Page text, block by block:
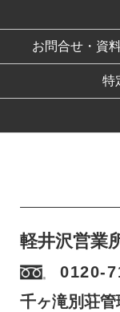
お問合せ・資
特
軽井沢営業
0120-
千ヶ滝別荘